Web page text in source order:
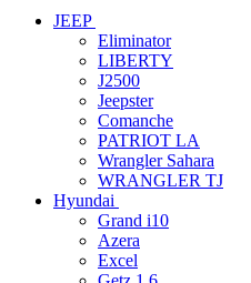
JEEP
Eliminator
LIBERTY
J2500
Jeepster
Comanche
PATRIOT LA
Wrangler Sahara
WRANGLER TJ
Hyundai
Grand i10
Azera
Excel